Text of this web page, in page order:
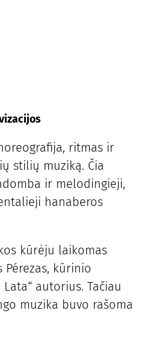
ritmas ir
stilių muziką. Čia
ir melodingieji,
hanaberos
kūrėju laikomas
Pérezas, kūrinio
autorius. Tačiau
muzika buvo rašoma